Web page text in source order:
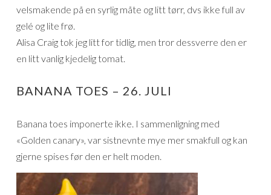
velsmakende på en syrlig måte og litt tørr, dvs ikke full av
gelé og lite frø.
Alisa Craig tok jeg litt for tidlig, men tror dessverre den er
en litt vanlig kjedelig tomat.
BANANA TOES – 26. JULI
Banana toes imponerte ikke. I sammenligning med
«Golden canary», var sistnevnte mye mer smakfull og kan
gjerne spises før den er helt moden.